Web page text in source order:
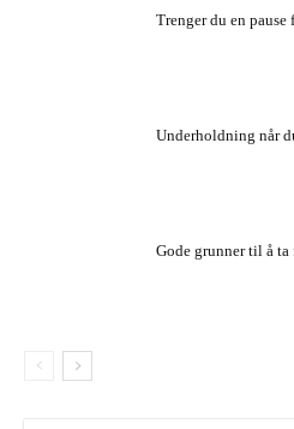
Trenger du en
Underholdning når
Gode grunner til å